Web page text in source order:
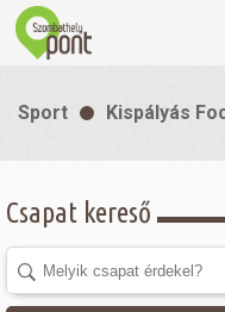
Látnivalók
Gasztronómia
Sport Kispályás
Csapat kereső